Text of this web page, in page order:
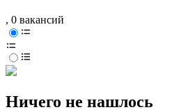
, 0 вакансий
Ничего не нашлось